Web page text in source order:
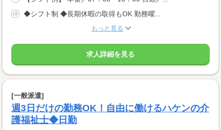
◆シフト制 ◆長期休暇の取得もOK 勤務曜...
もっと見る
求人詳細を見る
[一般派遣]
週3日だけの勤務OK！自由に働けるハケンの介
護福祉士◆日勤